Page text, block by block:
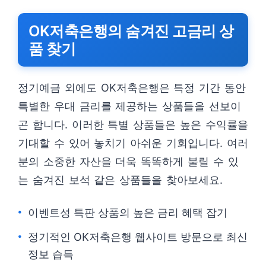
OK저축은행의 숨겨진 고금리 상
품 찾기
정기예금 외에도 OK저축은행은 특정 기간 동안
특별한 우대 금리를 제공하는 상품들을 선보이
곤 합니다. 이러한 특별 상품들은 높은 수익률을
기대할 수 있어 놓치기 아쉬운 기회입니다. 여러
분의 소중한 자산을 더욱 똑똑하게 불릴 수 있
는 숨겨진 보석 같은 상품들을 찾아보세요.
이벤트성 특판 상품의 높은 금리 혜택 잡기
정기적인 OK저축은행 웹사이트 방문으로 최신
정보 습득